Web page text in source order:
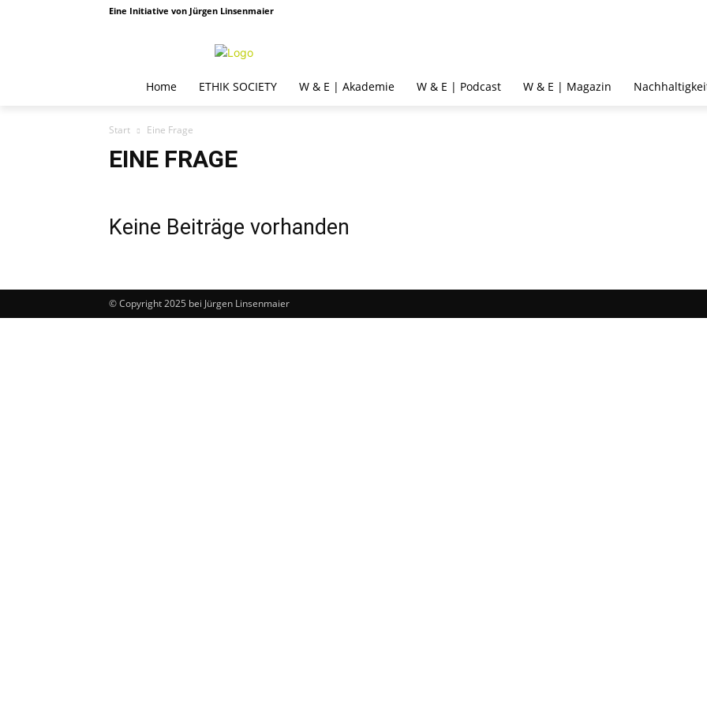
Eine Initiative von Jürgen Linsenmaier
Home ETHIK SOCIETY W & E | Akademie W & E | Podcast W & E | Magazin
Start Eine Frage
EINE FRAGE
Keine Beiträge vorhanden
© Copyright 2025 bei Jürgen Linsenmaier